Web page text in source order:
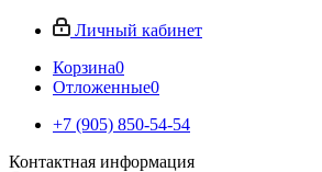
Личный кабинет
Корзина0
Отложенные0
+7 (905) 850-54-54
Контактная информация